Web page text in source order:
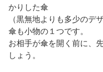
かりした傘
（黒無地よりも多少のデ
傘も小物の１つです。
お相手が傘を開く前に、
しょう。